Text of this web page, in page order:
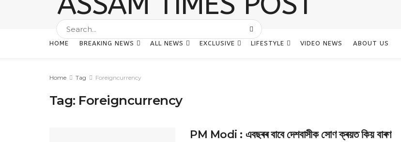
HOME BREAKING NEWS ALL NEWS EXCLUSIVE LIFESTYLE VIDEO NEWS ABOUT US
Home Tag Foreigncurrency
Tag: Foreigncurrency
PM Modi : এবছৰৰ বাবে দেশবাসীক সোণ ক্ৰয়ত কিয় বাৰণ